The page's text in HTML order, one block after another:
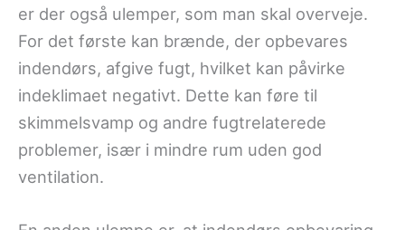
er der også ulemper, som man skal overveje.
For det første kan brænde, der opbevares
indendørs, afgive fugt, hvilket kan påvirke
indeklimaet negativt. Dette kan føre til
skimmelsvamp og andre fugtrelaterede
problemer, især i mindre rum uden god
ventilation.